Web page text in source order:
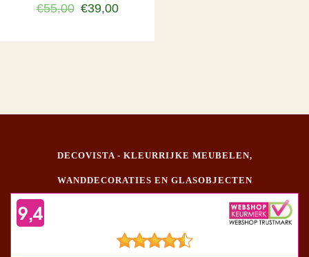
€55,00 €39,00
DECOVISTA - KLEURRIJKE MEUBELEN,
WANDDECORATIES EN GLASOBJECTEN